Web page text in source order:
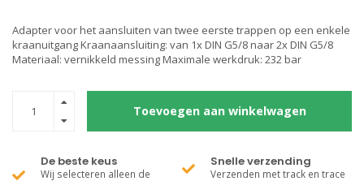
Adapter voor het aansluiten van twee eerste trappen op een enkele
kraanuitgang Kraanaansluiting: van 1x DIN G5/8 naar 2x DIN G5/8
Materiaal: vernikkeld messing Maximale werkdruk: 232 bar
Toevoegen aan winkelwagen
De beste keus
Wij selecteren alleen de
Snelle verzending
Verzenden met track en trace